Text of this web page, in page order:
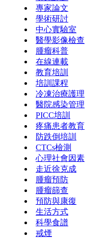
專家論文
學術研討
中心實驗室
醫學影像檢查
腫瘤科普
在線連載
教育培訓
培訓課程
冷凍治療護理
醫院感染管理
PICC培訓
疼痛患者教育
防跌倒培訓
CTCs檢測
心理社會因素
走近徐克成
腫瘤預防
腫瘤篩查
預防與康復
生活方式
科學食譜
戒煙